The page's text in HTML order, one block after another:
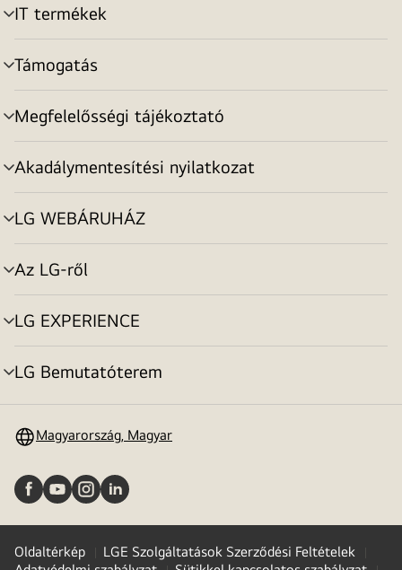
IT termékek
menu
toggle
Támogatás
menu
toggle
Megfelelősségi tájékoztató
menu
toggle
Akadálymentesítési nyilatkozat
menu
toggle
LG WEBÁRUHÁZ
menu
toggle
Az LG-ről
menu
toggle
LG EXPERIENCE
menu
toggle
LG Bemutatóterem
menu
Magyarország, Magyar
Oldaltérkép
LGE Szolgáltatások Szerződési Feltételek